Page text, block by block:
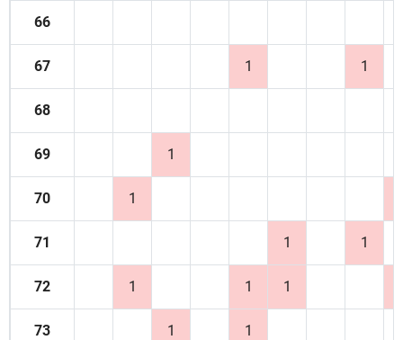
66
67 1 1
68
69 1
70 1
71 1 1
72 1 1 1
73 1 1